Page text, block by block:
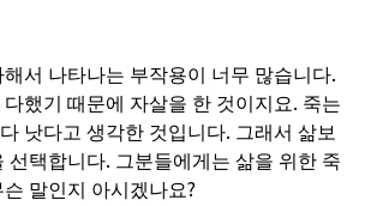
해서 나타나는 부작용이 너무 많습니다.
했기 때문에 자살을 한 것이지요. 죽는
낫다고 생각한 것입니다. 그래서 삶보
선택합니다. 그분들에게는 삶을 위한 죽
슨 말인지 아시겠나요?